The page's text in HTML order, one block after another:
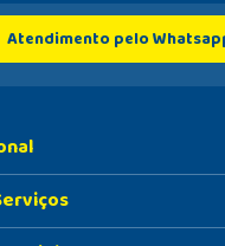
Atendimento pelo
Drogaria